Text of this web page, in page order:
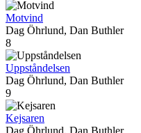
Motvind
Dag Öhrlund, Dan Buthler
8
Uppståndelsen
Dag Öhrlund, Dan Buthler
9
Kejsaren